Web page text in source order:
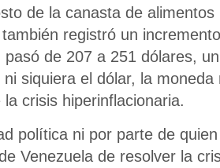
de la canasta de alimentos
registró un
de 207 a 251 dólares,
siquiera el dólar, la
crisis hiperinflacionaria.
política ni por parte de
Venezuela de resolver la